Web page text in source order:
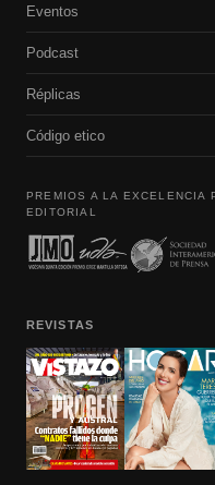
Eventos
Podcast
Réplicas
Código etico
PREMIOS A LA EXCELENCIA
EDITORIAL
REVISTAS